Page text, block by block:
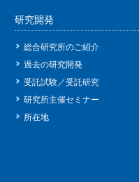
研究開発
総合研究所のご紹介
過去の研究開発
受託試験／受託研究
研究所主催セミナー
所在地